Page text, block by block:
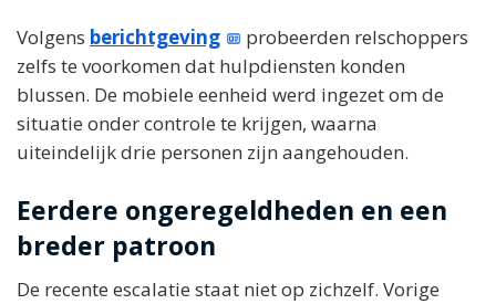
Volgens berichtgeving
probeerden relschoppers
zelfs te voorkomen dat hulpdiensten konden
blussen. De mobiele eenheid werd ingezet om de
situatie onder controle te krijgen, waarna
uiteindelijk drie personen zijn aangehouden.
Eerdere ongeregeldheden en een
breder patroon
De recente escalatie staat niet op zichzelf. Vorige